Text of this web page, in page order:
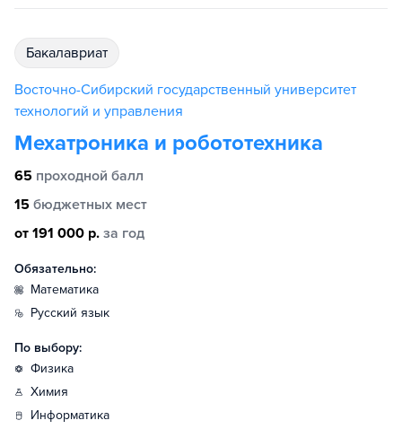
бакалавриат
Восточно-Сибирский государственный университет
технологий и управления
Мехатроника и робототехника
65 проходной балл
15 бюджетных мест
от 191 000 р. за год
Обязательно:
математика
русский язык
По выбору:
физика
химия
информатика